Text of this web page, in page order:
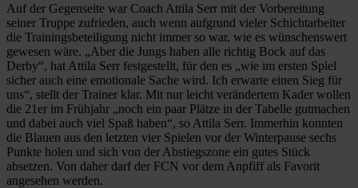
Auf der Gegenseite war Coach Attila Serr mit der Vorbereitung
seiner Truppe zufrieden, auch wenn aufgrund vieler Schichtarbeiter
die Trainingsbeteiligung nicht immer so war, wie es wünschenswert
gewesen wäre. „Aber die Jungs haben alle richtig Bock auf das
Derby“, hat Attila Serr festgestellt, für den es „wie im ersten Spiel
sicher auch eine emotionale Sache wird. Ich erwarte einen Sieg für
uns“, stellt der Trainer klar. Mit nur leicht verändertem Kader wollen
die 21er im Frühjahr „noch ein paar Plätze in der Tabelle gutmachen
und dabei auch viel Spaß haben“, so Attila Serr. Immerhin konnten
die Blauen aus den letzten vier Spielen vor der Winterpause sechs
Punkte holen und sich von der Abstiegszone ein gutes Stück
absetzen. Von daher darf der FCN vor dem Anpfiff als Favorit
angesehen werden.